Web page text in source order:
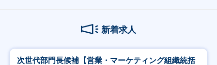
新着求人
次世代部門長候補【営業・マーケティング組織統括